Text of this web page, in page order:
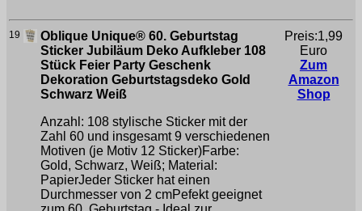
19
Oblique Unique® 60. Geburtstag
Sticker Jubiläum Deko Aufkleber 108
Stück Feier Party Geschenk
Dekoration Geburtstagsdeko Gold
Schwarz Weiß
Anzahl: 108 stylische Sticker mit der
Zahl 60 und insgesamt 9 verschiedenen
Motiven (je Motiv 12 Sticker)Farbe:
Gold, Schwarz, Weiß; Material:
PapierJeder Sticker hat einen
Durchmesser von 2 cmPefekt geeignet
Preis:1,99
Euro
Zum
Amazon
Shop